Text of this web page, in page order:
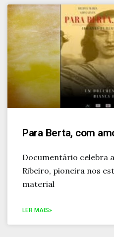
Para Berta, com
Documentário celebra
Ribeiro, pioneira nos
material
LER MAIS»